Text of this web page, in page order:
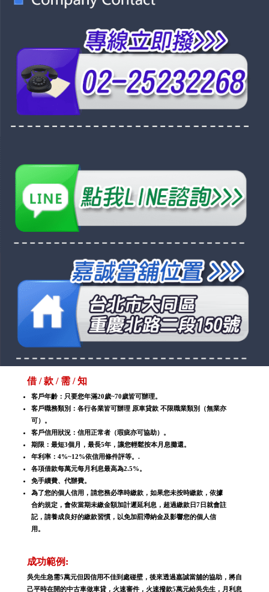
借 / 款 / 需 / 知
客戶年齡：只要您年滿20歲~70歲皆可辦理。
客戶職務類別：各行各業皆可辦理 原車貸款 不限職業類別（無業亦
可）。
客戶信用狀況：信用正常者（瑕疵亦可協助）。
期限：最短3個月，最長5年，讓您輕鬆按本月息攤還。
年利率：4%~12%依信用條件評等。.
各項借款每萬元每月利息最高為2.5%。
免手續費、代辦費。
為了您的個人信用，請您務必準時繳款，如果您未按時繳款，依據
合約規定，會依當期未繳金額加計遲延利息，超過繳款日7日就會註
記，請養成良好的繳款習慣，以免加罰滯納金及影響您的個人信
用。
成功範例:
吳先生急需5萬元但因信用不佳到處碰壁，後來透過嘉誠當舖的協助，將自
己平時在開的中古車做車貸，火速審件，火速撥款5萬元給吳先生，月利息